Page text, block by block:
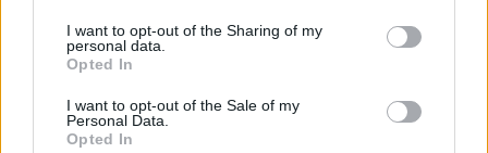
I want to opt-out of the Sharing of my
personal data.
Opted In
I want to opt-out of the Sale of my
Personal Data.
Opted In
Δημοφιλή αυτή την εβδομάδα